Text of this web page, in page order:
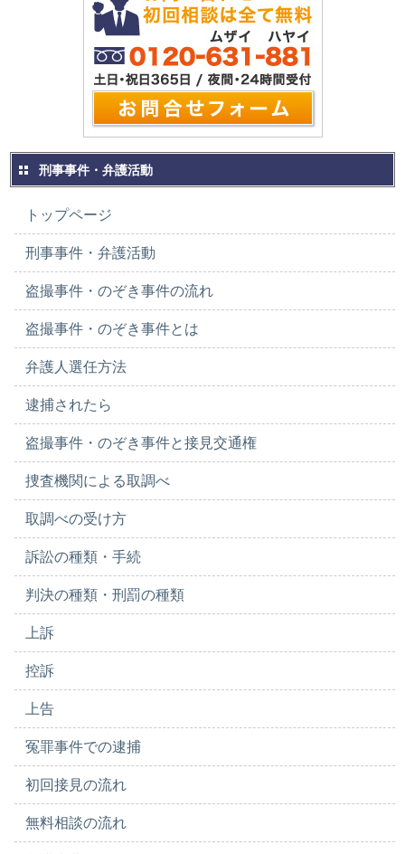
刑事事件・弁護活動
トップページ
刑事事件・弁護活動
盗撮事件・のぞき事件の流れ
盗撮事件・のぞき事件とは
弁護人選任方法
逮捕されたら
盗撮事件・のぞき事件と接見交通権
捜査機関による取調べ
取調べの受け方
訴訟の種類・手続
判決の種類・刑罰の種類
上訴
控訴
上告
冤罪事件での逮捕
初回接見の流れ
無料相談の流れ